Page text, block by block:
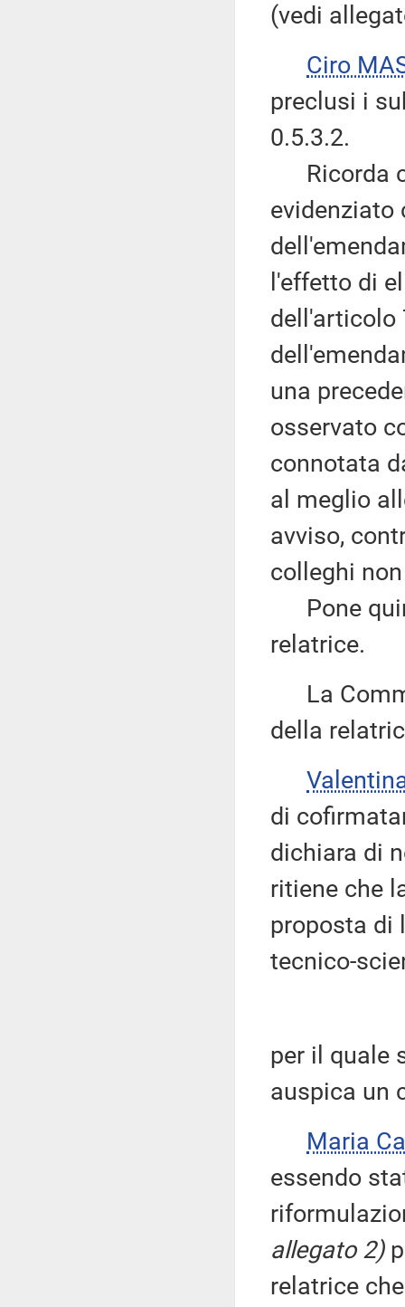
(vedi
Ciro
preclusi i
0.5.3.2.
Ricorda
evidenziato
l'effetto di
dell'articolo
una
osservato
connotata
al meglio
avviso,
colleghi
Pone
relatrice.
La
della
di
dichiara di
ritiene che
proposta di
tecnico-
per il quale
auspica un
Maria
essendo
allegato 2)
relatrice